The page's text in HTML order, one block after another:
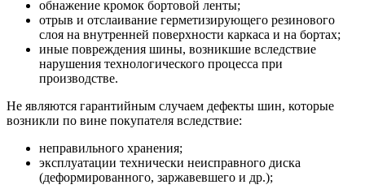
обнажение кромок бортовой ленты;
отрыв и отслаивание герметизирующего резинового
слоя на внутренней поверхности каркаса и на бортах;
иные повреждения шины, возникшие вследствие
нарушения технологического процесса при
производстве.
Не являются гарантийным случаем дефекты шин, которые
возникли по вине покупателя вследствие:
неправильного хранения;
эксплуатации технически неисправного диска
(деформированного, заржавевшего и др.);